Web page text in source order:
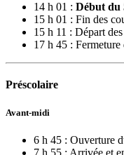
14 h 01 : Début du
15 h 01 : Fin des
15 h 11 : Départ
17 h 45 :
Préscolaire
Avant-midi
6 h 45 : Ouverture
7 h 55 : Arrivée et